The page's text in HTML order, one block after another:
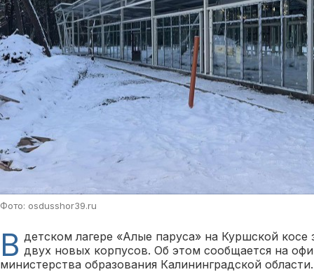
Фото: osdusshor39.ru
В детском лагере «Алые паруса» на Куршской
двух новых корпусов. Об этом сообщается на
министерства образования Калининградской области.